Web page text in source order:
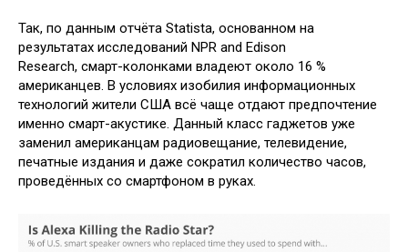
Так, по данным отчёта Statista, основанном на
результатах исследований NPR and Edison
Research, смарт-колонками владеют около 16 %
американцев. В условиях изобилия информационных
технологий жители США всё чаще отдают предпочтение
именно смарт-акустике. Данный класс гаджетов уже
заменил американцам радиовещание, телевидение,
печатные издания и даже сократил количество часов,
проведённых со смартфоном в руках.